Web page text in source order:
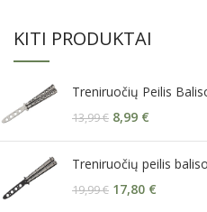
KITI PRODUKTAI
Treniruočių Peilis
13,99€ 8,99 €
Treniruočių peilis
19,99€ 17,80 €